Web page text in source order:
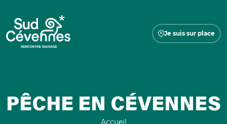
Je suis sur place
PÊCHE EN CÉVENNES
Accueil